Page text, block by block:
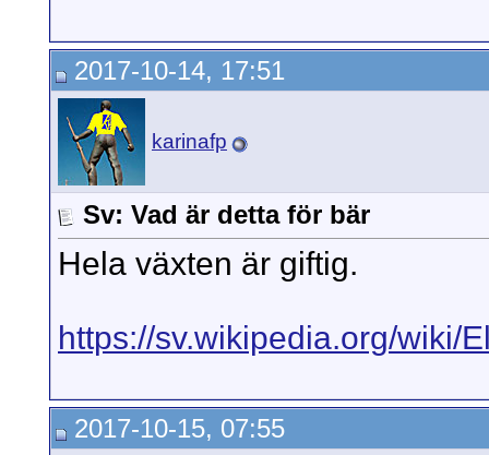
2017-10-14, 17:51
karinafp
Sv: Vad är detta för bär
Hela växten är giftig.
https://sv.wikipedia.org/wiki/
2017-10-15, 07:55